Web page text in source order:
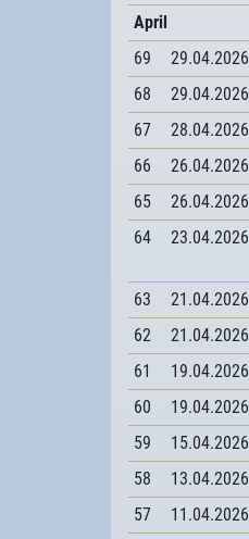
April
69
29.04.2026
68
29.04.2026
67
28.04.2026
66
26.04.2026
65
26.04.2026
64
23.04.2026
63 21.04.2026
62
21.04.2026
61
19.04.2026
60
19.04.2026
59
15.04.2026
58
13.04.2026
57
11.04.2026